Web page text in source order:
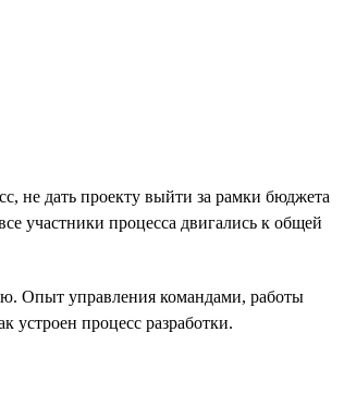
не дать проекту выйти за рамки бюджета
участники процесса двигались к общей
Опыт управления командами, работы
устроен процесс разработки.